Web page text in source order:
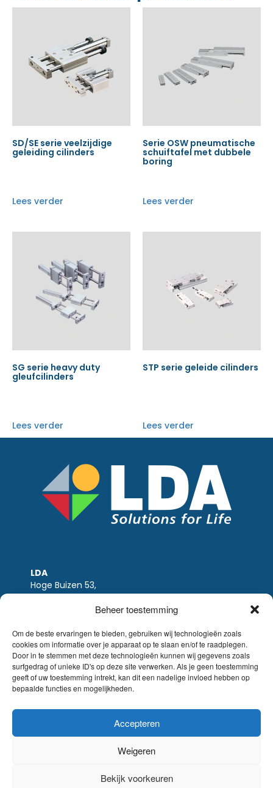
Beheer toestemming
Om de beste ervaringen te bieden, gebruiken wij technologieën zoals
cookies om informatie over je apparaat op te slaan en/of te raadplegen.
Door in te stemmen met deze technologieën kunnen wij gegevens zoals
surfgedrag of unieke ID's op deze site verwerken. Als je geen toestemming
geeft of uw toestemming intrekt, kan dit een nadelige invloed hebben op
bepaalde functies en mogelijkheden.
Accepteren
Weigeren
Bekijk voorkeuren
SD/SE serie veelzijdige
geleiding cilinders
Lees verder
Serie OSW pneumatische
schuiftafel met dubbele
boring
Lees verder
SG serie heavy duty
gleufcilinders
Lees verder
STP serie geleide cilinders
Lees verder
LDA
Hoge Buizen 53,
1980 EPPEGEM
Tel +32 (0)2-266.13.13
LDA@LDA.be
BTW: BE0405.895.609
IBAN: KBC / BE51 7340 2410 9862
BIC: KBC / KREDBEBB
Wettelijke-disclaimer
verkoopsvoorwaarden
© LDA Belgium, all rights reserved.